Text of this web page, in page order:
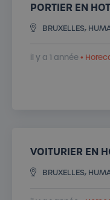
PORTIER EN
BRUXELLES,
il y a 1 année•
VOITURIER EN
BRUXELLES,